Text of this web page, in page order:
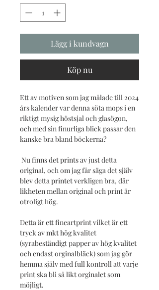
Lägg i kundvagn
Köp nu
Ett av motiven som jag målade till 2024
års kalender var denna söta mops i en
riktigt mysig höstsjal och glasögon,
och med sin finurliga blick passar den
kanske bra bland böckerna?
Nu finns det prints av just detta
original, och om jag får säga det själv
blev detta printet verkligen bra, där
likheten mellan original och print är
otroligt hög.
Detta är ett fineartprint vilket är ett
tryck av mkt hög kvalitet
(syrabeständigt papper av hög kvalitet
och endast orginalbläck) som jag gör
hemma själv med full kontroll att varje
print ska bli så likt orginalet som
möjligt.